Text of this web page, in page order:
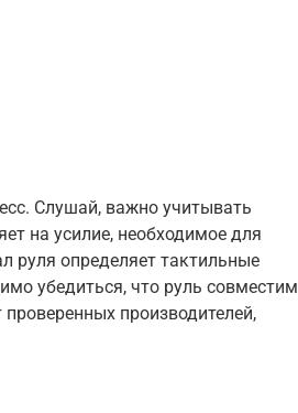
Слушай, важно учитывать
на усилие, необходимое для
руля определяет тактильные
убедиться, что руль совместим
производителей,